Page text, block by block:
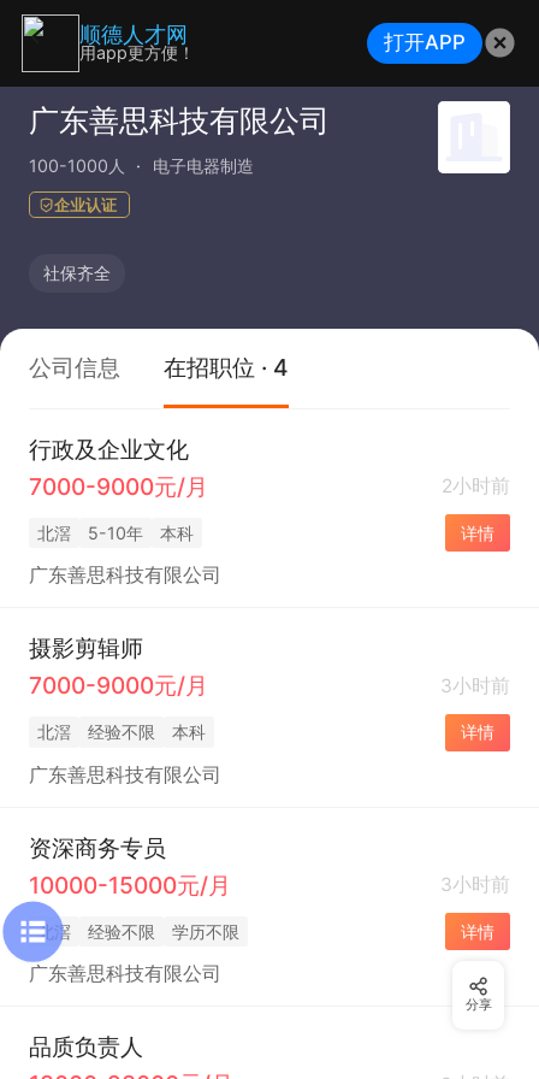
广东善思科技有限公司
100-1000人 电子电器制造
企业认证
社保齐全
公司信息 在招职位 · 4
行政及企业文化
7000-9000元/月
2小时前
北滘 5-10年 本科 详情
广东善思科技有限公司
摄影剪辑师
7000-9000元/月
3小时前
北滘 经验不限 本科 详情
广东善思科技有限公司
资深商务专员
10000-15000元/月
3小时前
北滘 经验不限 学历不限 详情
广东善思科技有限公司
品质负责人
分享
顺德人才网
用app更方便！ 打开APP